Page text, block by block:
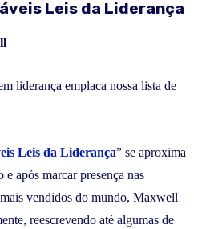
Leis da Liderança
liderança emplaca nossa lista de
Leis da Liderança” se aproxima
após marcar presença nas
vendidos do mundo, Maxwell
reescrevendo até algumas de